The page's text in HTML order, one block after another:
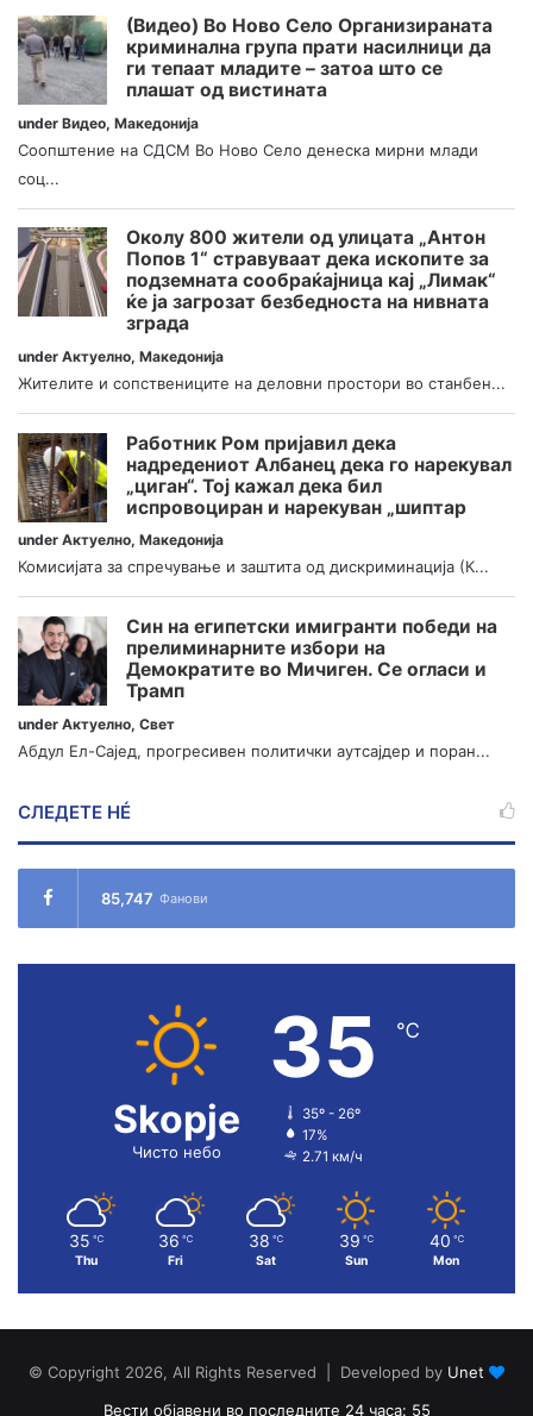
(Видео) Во Ново Село Организираната
криминална група прати насилници да
ги тепаат младите – затоа што се
плашат од вистината
under Видео, Македонија
Соопштение на СДСМ Во Ново Село денеска мирни млади
соц...
Околу 800 жители од улицата „Антон
Попов 1“ стравуваат дека ископите за
подземната сообраќајница кај „Лимак“
ќе ја загрозат безбедноста на нивната
зграда
under Актуелно, Македонија
Жителите и сопствениците на деловни простори во станбен...
Работник Ром пријавил дека
надредениот Албанец дека го нарекувал
„циган“. Тој кажал дека бил
испровоциран и нарекуван „шиптар
under Актуелно, Македонија
Комисијата за спречување и заштита од дискриминација (К...
Син на египетски имигранти победи на
прелиминарните избори на
Демократите во Мичиген. Се огласи и
Трамп
under Актуелно, Свет
Абдул Ел-Сајед, прогресивен политички аутсајдер и поран...
СЛЕДЕТЕ НÉ
85,747 Фанови
Skopje
Чисто небо
35 ℃
35º - 26º
17%
2.71 км/ч
35 ℃
Thu
36 ℃
Fri
38 ℃
Sat
39 ℃
Sun
40 ℃
Mon
© Copyright 2026, All Rights Reserved | Developed by Unet
Вести објавени во последните 24 часа: 55